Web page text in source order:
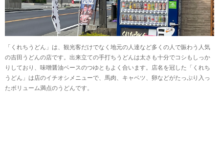
「くれちうどん」は、観光客だけでなく地元の人達など多くの人で賑わう人気
の吉田うどんの店です。出来立ての手打ちうどんは太さも十分でコシもしっか
りしており、味噌醤油ベースのつゆともよく合います。店名を冠した「くれち
うどん」は店のイチオシメニューで、馬肉、キャベツ、卵などがたっぷり入っ
たボリューム満点のうどんです。